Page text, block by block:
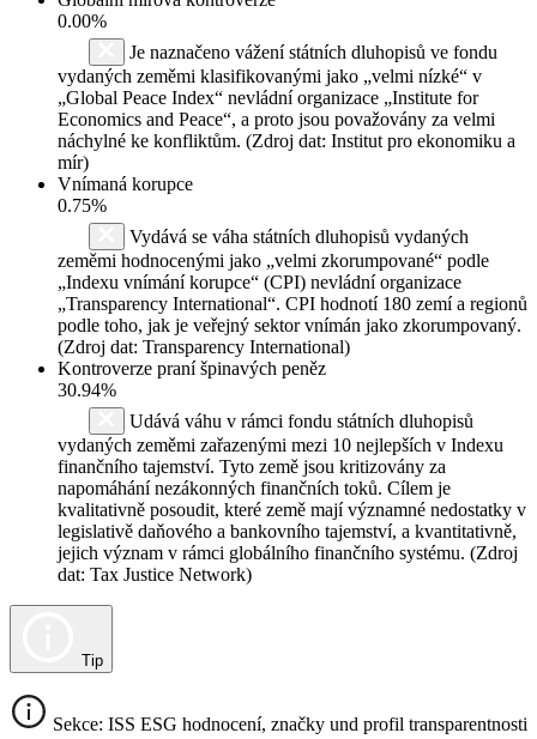
0.00%
Je naznačeno vážení státních dluhopisů ve fondu
vydaných zeměmi klasifikovanými jako „velmi nízké“ v
„Global Peace Index“ nevládní organizace „Institute for
Economics and Peace“, a proto jsou považovány za velmi
náchylné ke konfliktům. (Zdroj dat: Institut pro ekonomiku a
mír)
Vnímaná korupce
0.75%
Vydává se váha státních dluhopisů vydaných
zeměmi hodnocenými jako „velmi zkorumpované“ podle
„Indexu vnímání korupce“ (CPI) nevládní organizace
„Transparency International“. CPI hodnotí 180 zemí a regionů
podle toho, jak je veřejný sektor vnímán jako zkorumpovaný.
(Zdroj dat: Transparency International)
Kontroverze praní špinavých peněz
30.94%
Udává váhu v rámci fondu státních dluhopisů
vydaných zeměmi zařazenými mezi 10 nejlepších v Indexu
finančního tajemství. Tyto země jsou kritizovány za
napomáhání nezákonných finančních toků. Cílem je
kvalitativně posoudit, které země mají významné nedostatky v
legislativě daňového a bankovního tajemství, a kvantitativně,
jejich význam v rámci globálního finančního systému. (Zdroj
dat: Tax Justice Network)
Tip
Sekce: ISS ESG hodnocení, značky und profil transparentnosti